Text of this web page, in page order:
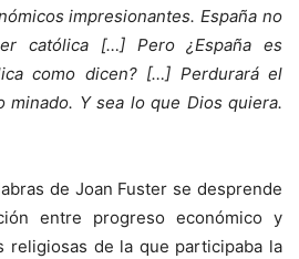
impresionantes. España no
católica […] Pero ¿España es
como dicen? […] Perdurará el
minado. Y sea lo que Dios quiera.
de Joan Fuster se desprende
entre progreso económico y
religiosas de la que participaba la